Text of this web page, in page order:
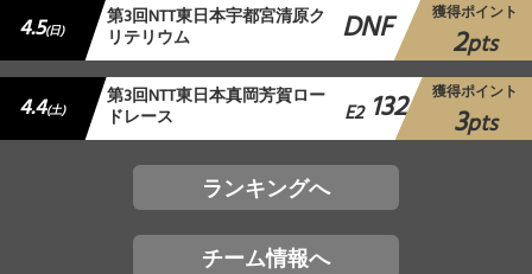
4.5(日) 第3回NTT東日本宇都宮清原ク
リテリウム DNF 獲得ポイント
2pts
4.4(土) 第3回NTT東日本真岡芳賀ロー
ドレース E2 132 獲得ポイント
3pts
ランキングへ
チーム情報へ